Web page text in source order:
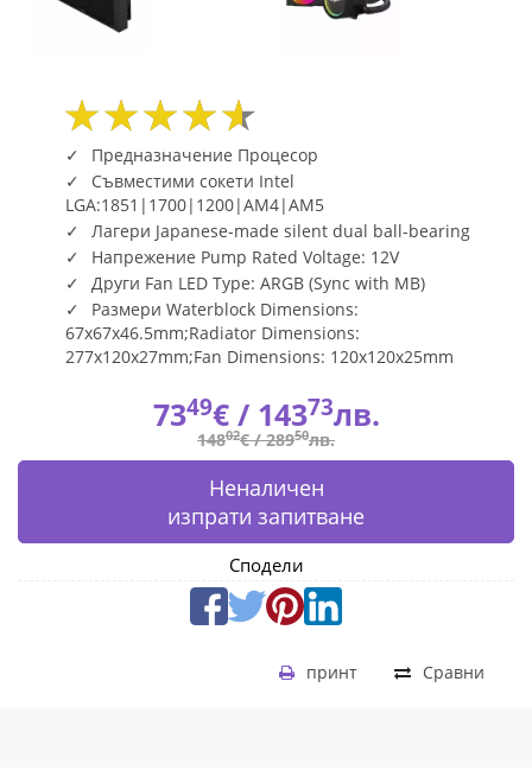
Предназначение Процесор
Съвместими сокети Intel
LGA:1851|1700|1200|AM4|AM5
Лагери Japanese-made silent dual ball-bearing
Напрежение Pump Rated Voltage: 12V
Други Fan LED Type: ARGB (Sync with MB)
Размери Waterblock Dimensions:
67x67x46.5mm;Radiator Dimensions:
277x120x27mm;Fan Dimensions: 120x120x25mm
7349€ / 14373лв.
14802€ /28950лв.
Неналичен
изпрати запитване
Сподели
Сравни
принт